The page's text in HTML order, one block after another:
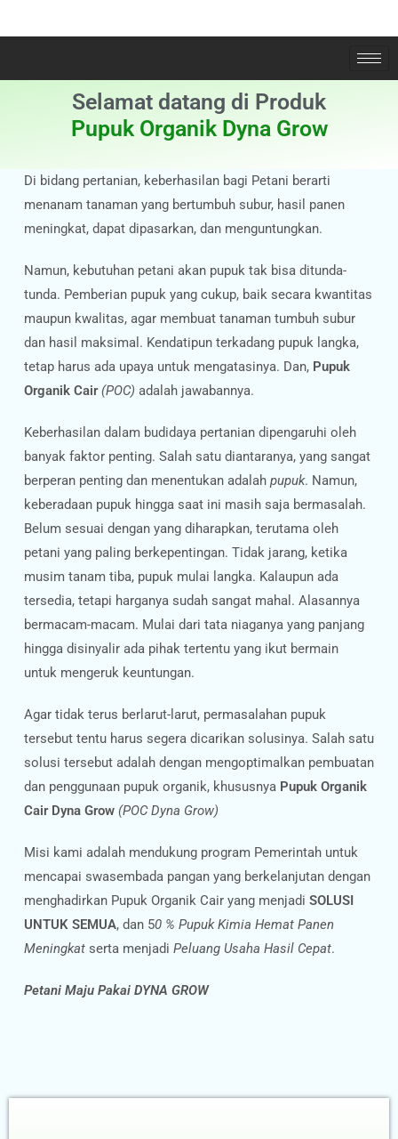
Selamat datang di Produk
Pupuk Organik Dyna Grow
Di bidang pertanian, keberhasilan bagi Petani berarti
menanam tanaman yang bertumbuh subur, hasil panen
meningkat, dapat dipasarkan, dan menguntungkan.
Namun, kebutuhan petani akan pupuk tak bisa ditunda-
tunda. Pemberian pupuk yang cukup, baik secara kwantitas
maupun kwalitas, agar membuat tanaman tumbuh subur
dan hasil maksimal. Kendatipun terkadang pupuk langka,
tetap harus ada upaya untuk mengatasinya. Dan, Pupuk
Organik Cair (POC) adalah jawabannya.
Keberhasilan dalam budidaya pertanian dipengaruhi oleh
banyak faktor penting. Salah satu diantaranya, yang sangat
berperan penting dan menentukan adalah pupuk. Namun,
keberadaan pupuk hingga saat ini masih saja bermasalah.
Belum sesuai dengan yang diharapkan, terutama oleh
petani yang paling berkepentingan. Tidak jarang, ketika
musim tanam tiba, pupuk mulai langka. Kalaupun ada
tersedia, tetapi harganya sudah sangat mahal. Alasannya
bermacam-macam. Mulai dari tata niaganya yang panjang
hingga disinyalir ada pihak tertentu yang ikut bermain
untuk mengeruk keuntungan.
Agar tidak terus berlarut-larut, permasalahan pupuk
tersebut tentu harus segera dicarikan solusinya. Salah satu
solusi tersebut adalah dengan mengoptimalkan pembuatan
dan penggunaan pupuk organik, khususnya Pupuk Organik
Cair Dyna Grow (POC Dyna Grow)
Misi kami adalah mendukung program Pemerintah untuk
mencapai swasembada pangan yang berkelanjutan dengan
menghadirkan Pupuk Organik Cair yang menjadi SOLUSI
UNTUK SEMUA, dan 50 % Pupuk Kimia Hemat Panen
Meningkatserta menjadi Peluang Usaha Hasil Cepat.
Petani Maju Pakai DYNA GROW